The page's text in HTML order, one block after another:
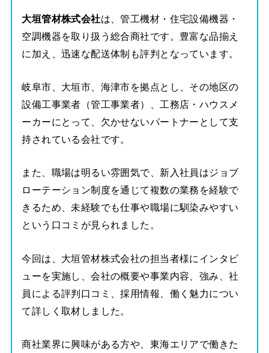
大垣管材株式会社は、管工機材・住宅設備機器・
空調機器を取り扱う総合商社です。豊富な品揃え
に加え、迅速な配送体制も評判となっています。
岐阜市、大垣市、海津市を拠点とし、その地区の
設備工事業者（管工事業者）、工務店・ハウスメ
ーカーにとって、欠かせないパートナーとして支
持されている会社です。
また、職場は明るい雰囲気で、新入社員はジョブ
ローテーション制度を通じて複数の業務を経験で
きるため、未経験でも仕事や職場に馴染みやすい
という口コミが見られました。
今回は、大垣管材株式会社の担当者様にインタビ
ューを実施し、会社の概要や事業内容、強み、社
員による評判口コミ、採用情報、働く魅力につい
て詳しく取材しました。
商社業界に興味がある方や、東海エリアで働きた